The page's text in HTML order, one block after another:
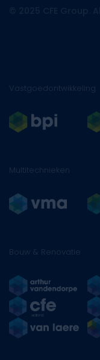
Vastgoedontwikkeling
Multitechnieken
Bouw & Renovatie